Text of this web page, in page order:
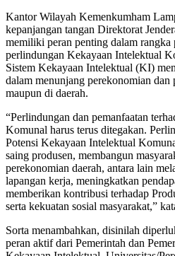
Kantor Wilayah Kemenkumham
kepanjangan tangan Direktorat
memiliki peran penting dalam rangka
perlindungan Kekayaan Intelektual
Sistem Kekayaan Intelektual (KI)
dalam menunjang perekonomian dan
maupun di daerah.
“Perlindungan dan pemanfaatan
Komunal harus terus ditegakan.
Potensi Kekayaan Intelektual
saing produsen, membangun
perekonomian daerah, antara lain
lapangan kerja, meningkatkan
memberikan kontribusi terhadap
serta kekuatan sosial masyarakat,”
Sorta menambahkan, disinilah
peran aktif dari Pemerintah dan